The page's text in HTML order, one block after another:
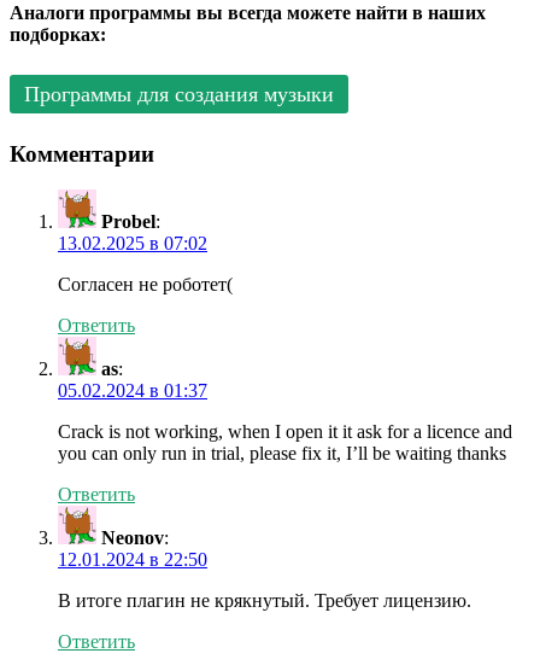
Аналоги программы вы всегда можете найти в наших
подборках:
Программы для создания музыки
Комментарии
Probel:
13.02.2025 в 07:02
Согласен не роботет(
Ответить
as:
05.02.2024 в 01:37
Crack is not working, when I open it it ask for a licence and
you can only run in trial, please fix it, I’ll be waiting thanks
Ответить
Neonov:
12.01.2024 в 22:50
В итоге плагин не крякнутый. Требует лицензию.
Ответить